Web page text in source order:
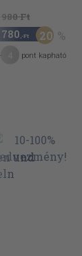
980 Ft
780 ,-Ft 20
pont kapható